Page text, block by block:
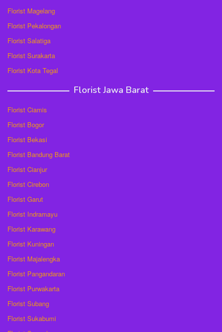
Florist Magelang
Florist Pekalongan
Florist Salatiga
Florist Surakarta
Florist Kota Tegal
Florist Jawa Barat
Florist Ciamis
Florist Bogor
Florist Bekasi
Florist Bandung Barat
Florist Cianjur
Florist Cirebon
Florist Garut
Florist Indramayu
Florist Karawang
Florist Kuningan
Florist Majalengka
Florist Pangandaran
Florist Purwakarta
Florist Subang
Florist Sukabumi